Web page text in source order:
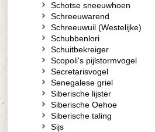
Schotse sneeuwhoen
Schreeuwarend
Schreeuwuil (Westelijke)
Schubbenlori
Schuitbekreiger
Scopoli's pijlstormvogel
Secretarisvogel
Senegalese griel
Siberische lijster
Siberische Oehoe
Siberische taling
Sijs